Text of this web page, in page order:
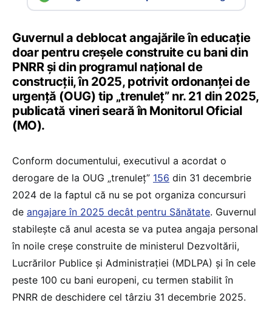
Guvernul a deblocat angajările în educație
doar pentru creșele construite cu bani din
PNRR și din programul național de
construcții, în 2025, potrivit ordonanței de
urgență (OUG) tip „trenuleț” nr. 21 din 2025,
publicată vineri seară în Monitorul Oficial
(MO).
Conform documentului, executivul a acordat o
derogare de la OUG „trenuleț” 156 din 31 decembrie
2024 de la faptul că nu se pot organiza concursuri
de angajare în 2025 decât pentru Sănătate. Guvernul
stabilește că anul acesta se va putea angaja personal
în noile creșe construite de ministerul Dezvoltării,
Lucrărilor Publice și Administrației (MDLPA) și în cele
peste 100 cu bani europeni, cu termen stabilit în
PNRR de deschidere cel târziu 31 decembrie 2025.